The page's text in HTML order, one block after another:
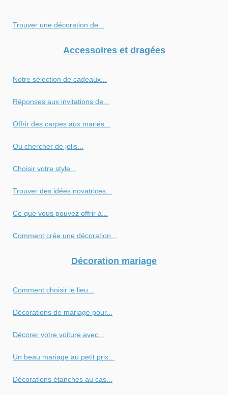
Trouver une décoration de...
Accessoires et dragées
Notre sélection de cadeaux...
Réponses aux invitations de...
Offrir des carpes aux mariés...
Ou chercher de jolis...
Choisir votre style...
Trouver des idées novatrices...
Ce que vous pouvez offrir à...
Comment crée une décoration...
Décoration mariage
Comment choisir le lieu...
Décorations de mariage pour...
Décorer votre voiture avec...
Un beau mariage au petit prix...
Décorations étanches au cas...